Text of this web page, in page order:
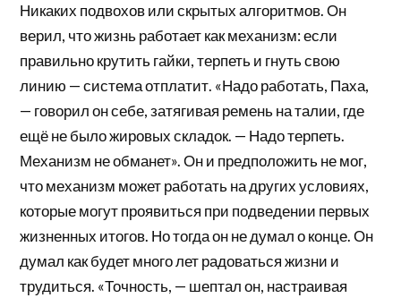
Никаких подвохов или скрытых алгоритмов. Он
верил, что жизнь работает как механизм: если
правильно крутить гайки, терпеть и гнуть свою
линию — система отплатит. «Надо работать, Паха,
— говорил он себе, затягивая ремень на талии, где
ещё не было жировых складок. — Надо терпеть.
Механизм не обманет». Он и предположить не мог,
что механизм может работать на других условиях,
которые могут проявиться при подведении первых
жизненных итогов. Но тогда он не думал о конце. Он
думал как будет много лет радоваться жизни и
трудиться. «Точность, — шептал он, настраивая